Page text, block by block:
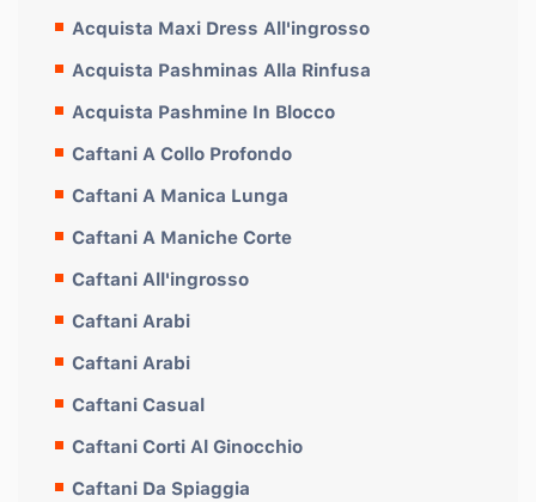
Acquista Maxi Dress All'ingrosso
Acquista Pashminas Alla Rinfusa
Acquista Pashmine In Blocco
Caftani A Collo Profondo
Caftani A Manica Lunga
Caftani A Maniche Corte
Caftani All'ingrosso
Caftani Arabi
Caftani Arabi
Caftani Casual
Caftani Corti Al Ginocchio
Caftani Da Spiaggia